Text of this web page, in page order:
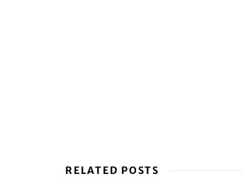
RELATED POSTS